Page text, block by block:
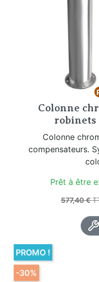
Colonne
robinets
Colonne
compensateurs.
Prêt à être
Prix de
577,40 €
PROMO !
-30%